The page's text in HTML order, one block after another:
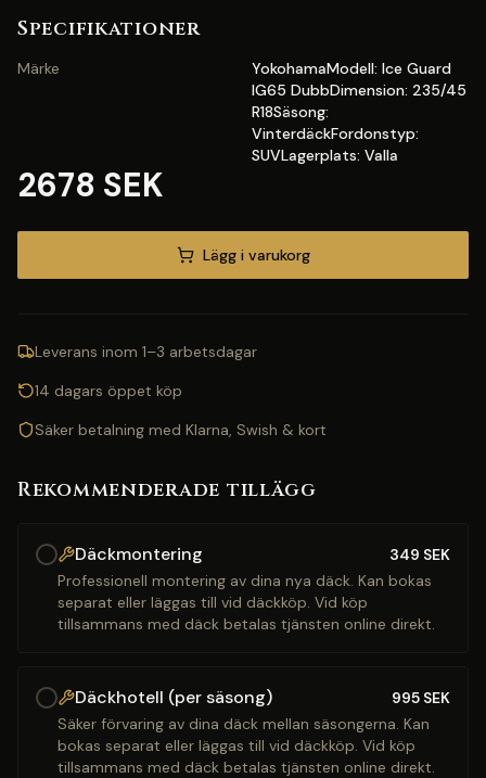
Specifikationer
Märke
YokohamaModell: Ice Guard
IG65 DubbDimension: 235/45
R18Säsong:
VinterdäckFordonstyp:
SUVLagerplats: Valla
2678 SEK
Lägg i varukorg
Leverans inom 1–3 arbetsdagar
14 dagars öppet köp
Säker betalning med Klarna, Swish & kort
Rekommenderade tillägg
Däckmontering 349 SEK
Professionell montering av dina nya däck. Kan bokas
separat eller läggas till vid däckköp. Vid köp
tillsammans med däck betalas tjänsten online direkt.
Däckhotell (per säsong) 995 SEK
Säker förvaring av dina däck mellan säsongerna. Kan
bokas separat eller läggas till vid däckköp. Vid köp
tillsammans med däck betalas tjänsten online direkt.